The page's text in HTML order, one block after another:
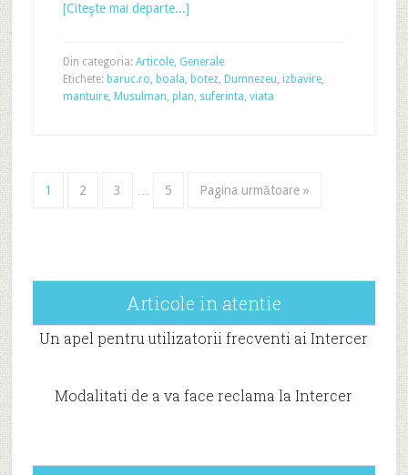
[Citeşte mai departe...]
Din categoria: Articole, Generale
Etichete: baruc.ro, boala, botez, Dumnezeu, izbavire,
mantuire, Musulman, plan, suferinta, viata
1 2 3 5 Pagina următoare »
Articole in atentie
Un apel pentru utilizatorii frecventi ai Intercer
Modalitati de a va face reclama la Intercer